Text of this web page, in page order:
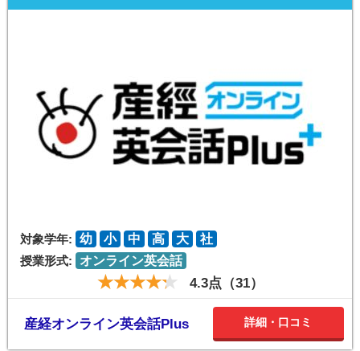
対象学年: 幼 小 中 高 大
社
授業形式:
オンライン英会話
4.3点（31）
産経オンライン英会話Plus 詳細・口コミ